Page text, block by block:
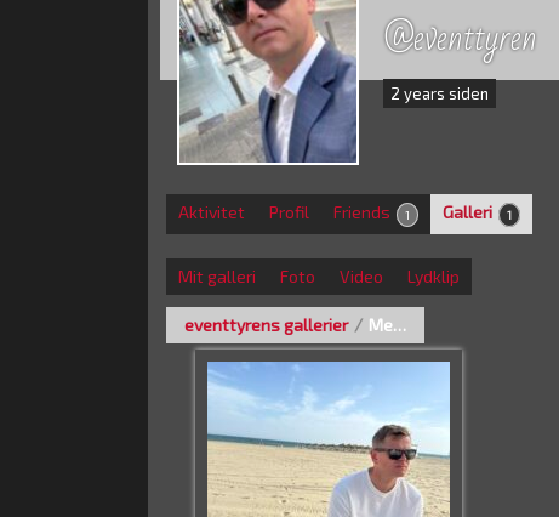
@eventtyren
2 years siden
Aktivitet Profil Friends 1 Galleri 1
Mit galleri Foto Video Lydklip
eventtyrens gallerier / Me…